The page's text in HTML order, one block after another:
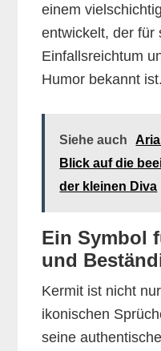
einem
entwickelt, der für
Einfallsreichtum
Humor bekannt ist.
Siehe auch
Blick auf die
der kleinen Diva
Ein Symbol
und
Kermit ist nicht
ikonischen
seine